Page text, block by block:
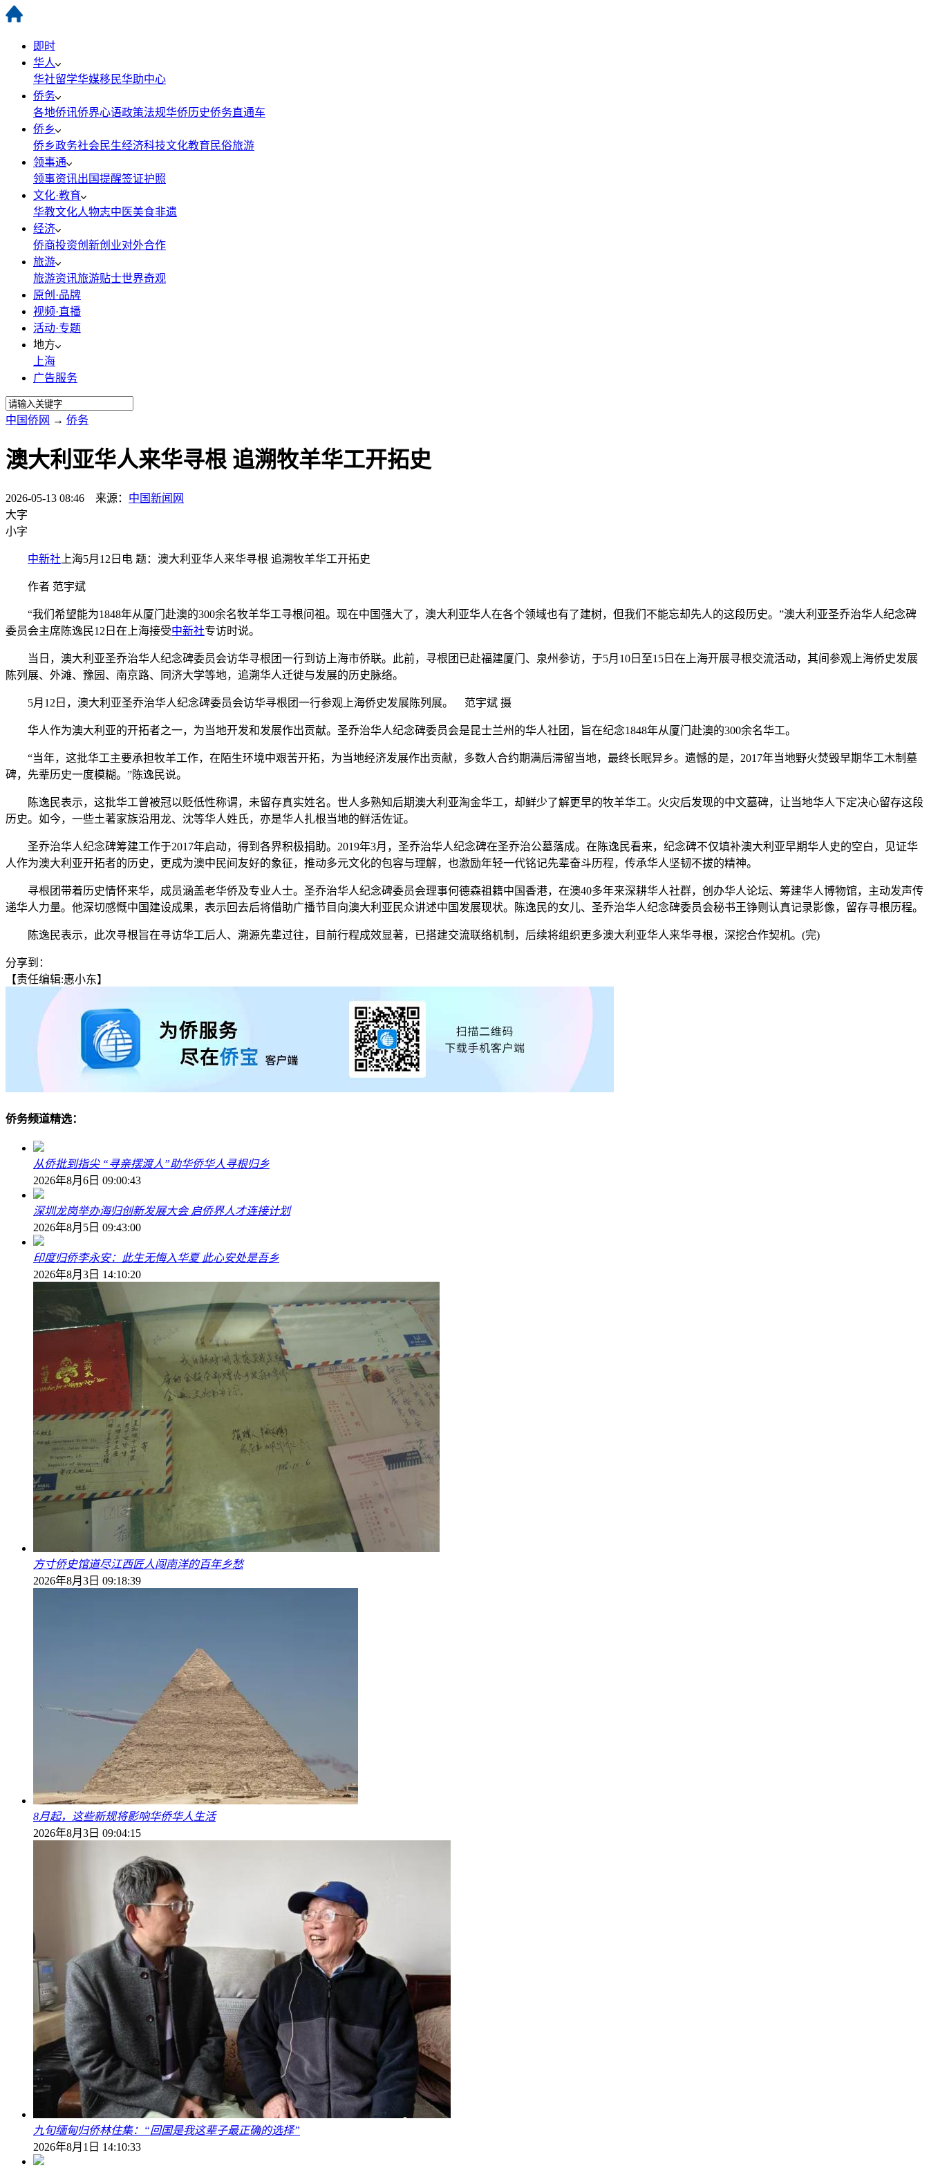
即时
华人
华社留学华媒移民华助中心
侨务
各地侨讯侨界心语政策法规华侨历史侨务直通车
侨乡
侨乡政务社会民生经济科技文化教育 民俗旅游
领事通
领事资讯出国提醒签证护照
文化·教育
华教文化人物志中医美食非遗
经济
侨商投资创新创业对外合作
旅游
旅游资讯旅游贴士世界奇观
原创·品牌
视频·直播
活动·专题
地方
上海
广告服务
中国侨网 → 侨务
澳大利亚华人来华寻根 追溯牧羊华工开拓史
2026-05-13 08:46 来源： 中国新闻网
大字
小字
中新社 上海5月12日电 题：澳大利亚华人来华寻根 追溯牧羊华工开拓史
作者 范宇斌
“我们希望能为1848年从厦门赴澳的300余名牧羊华工寻根问祖。现在中国强大了，澳大利亚华人在各个领域也有了建树，但我们不能忘却先人的这段历史。”澳大利亚圣乔治华人纪念碑
委员会主席陈逸民12日在上海接受中新社专访时说。
当日，澳大利亚圣乔治华人纪念碑委员会访华寻根团一行到访上海市侨联。此前，寻根团已赴福建厦门、泉州参访，于5月10日至15日在上海开展寻根交流活动，其间参观上海侨史发展
陈列展、外滩、豫园、南京路、同济大学等地，追溯华人迁徙与发展的历史脉络。
5月12日，澳大利亚圣乔治华人纪念碑委员会访华寻根团一行参观上海侨史发展陈列展。 范宇斌 摄
华人作为澳大利亚的开拓者之一，为当地开发和发展作出贡献。圣乔治华人纪念碑委员会是昆士兰州的华人社团，旨在纪念1848年从厦门赴澳的300余名华工。
“当年，这批华工主要承担牧羊工作，在陌生环境中艰苦开拓，为当地经济发展作出贡献，多数人合约期满后滞留当地，最终长眠异乡。遗憾的是，2017年当地野火焚毁早期华工木制墓
碑，先辈历史一度模糊。”陈逸民说。
陈逸民表示，这批华工曾被冠以贬低性称谓，未留存真实姓名。世人多熟知后期澳大利亚淘金华工，却鲜少了解更早的牧羊华工。火灾后发现的中文墓碑，让当地华人下定决心留存这段
历史。如今，一些土著家族沿用龙、沈等华人姓氏，亦是华人扎根当地的鲜活佐证。
圣乔治华人纪念碑筹建工作于2017年启动，得到各界积极捐助。2019年3月，圣乔治华人纪念碑在圣乔治公墓落成。在陈逸民看来，纪念碑不仅填补澳大利亚早期华人史的空白，见证华
人作为澳大利亚开拓者的历史，更成为澳中民间友好的象征，推动多元文化的包容与理解，也激励年轻一代铭记先辈奋斗历程，传承华人坚韧不拔的精神。
寻根团带着历史情怀来华，成员涵盖老华侨及专业人士。圣乔治华人纪念碑委员会理事何德森祖籍中国香港，在澳40多年来深耕华人社群，创办华人论坛、筹建华人博物馆，主动发声传
递华人力量。他深切感慨中国建设成果，表示回去后将借助广播节目向澳大利亚民众讲述中国发展现状。陈逸民的女儿、圣乔治华人纪念碑委员会秘书王铮则认真记录影像，留存寻根历程。
陈逸民表示，此次寻根旨在寻访华工后人、溯源先辈过往，目前行程成效显著，已搭建交流联络机制，后续将组织更多澳大利亚华人来华寻根，深挖合作契机。(完)
分享到：
【责任编辑:惠小东】
侨务频道精选：
从侨批到指尖 “寻亲摆渡人”助华侨华人寻根归乡
2026年8月6日 09:00:43
深圳龙岗举办海归创新发展大会 启侨界人才连接计划
2026年8月5日 09:43:00
印度归侨李永安：此生无悔入华夏 此心安处是吾乡
2026年8月3日 14:10:20
方寸侨史馆道尽江西匠人闯南洋的百年乡愁
2026年8月3日 09:18:39
8月起，这些新规将影响华侨华人生活
2026年8月3日 09:04:15
九旬缅甸归侨林住集：“回国是我这辈子最正确的选择”
2026年8月1日 14:10:33